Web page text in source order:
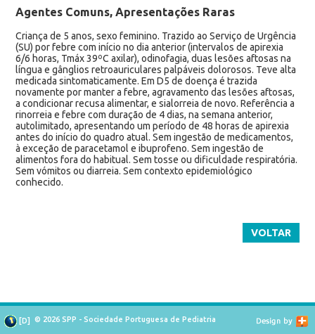
Agentes Comuns, Apresentações Raras
Criança de 5 anos, sexo feminino. Trazido ao Serviço de Urgência
(SU) por febre com início no dia anterior (intervalos de apirexia
6/6 horas, Tmáx 39ºC axilar), odinofagia, duas lesões aftosas na
língua e gânglios retroauriculares palpáveis dolorosos. Teve alta
medicada sintomaticamente. Em D5 de doença é trazida
novamente por manter a febre, agravamento das lesões aftosas,
a condicionar recusa alimentar, e sialorreia de novo. Referência a
rinorreia e febre com duração de 4 dias, na semana anterior,
autolimitado, apresentando um período de 48 horas de apirexia
antes do início do quadro atual. Sem ingestão de medicamentos,
à exceção de paracetamol e ibuprofeno. Sem ingestão de
alimentos fora do habitual. Sem tosse ou dificuldade respiratória.
Sem vómitos ou diarreia. Sem contexto epidemiológico
conhecido.
VOLTAR
[D] © 2026 SPP - Sociedade Portuguesa de Pediatria